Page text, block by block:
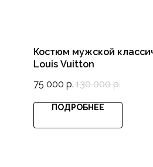
Костюм мужской
Louis Vuitton
75 000 р. 130 000 р.
ПОДРОБНЕЕ